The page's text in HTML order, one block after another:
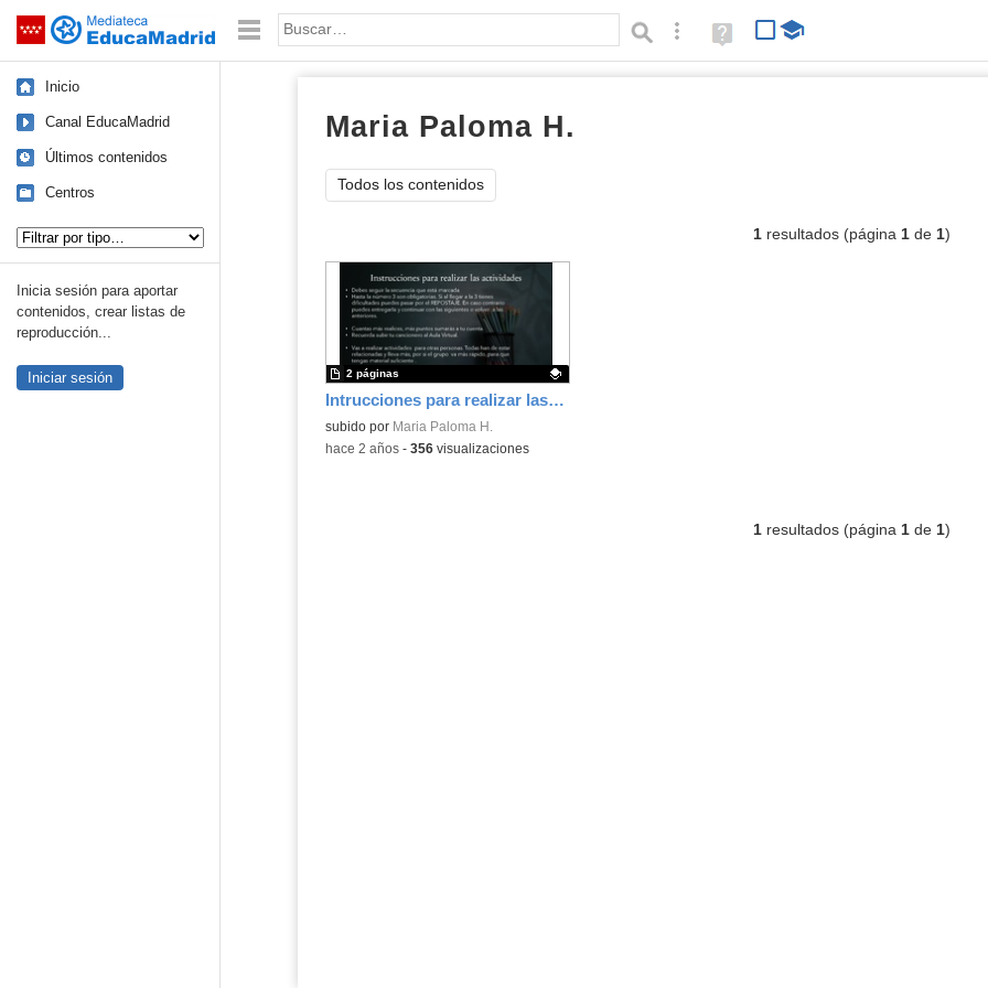
Saltar navegación Palabra o frase: Búsqueda avanzada
Ayuda
(en
Inicio
Canal EducaMadrid
Últimos contenidos
Centros
Inicia sesión para aportar
contenidos, crear listas de
reproducción...
Iniciar sesión
Maria Paloma H.
Todos los contenidos
1resultados (página 1de 1)
Intrucciones para realizar las actividades T5
Contenido educativo.
subido por Maria Paloma H.
2 páginas
-hace 2 años- 356visualizaciones
1resultados (página 1de 1)